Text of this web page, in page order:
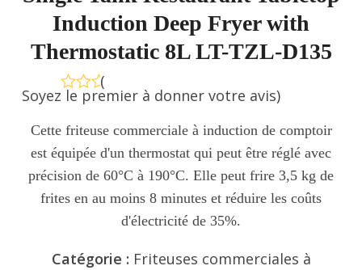
Induction Deep Fryer with
Thermostatic 8L LT-TZL-D135
Note
sur
(
Soyez le premier à donner votre avis)
Cette friteuse commerciale à induction de comptoir
est équipée d'un thermostat qui peut être réglé avec
précision de 60°C à 190°C. Elle peut frire 3,5 kg de
frites en au moins 8 minutes et réduire les coûts
d'électricité de 35%.
Catégorie : Friteuses commerciales à